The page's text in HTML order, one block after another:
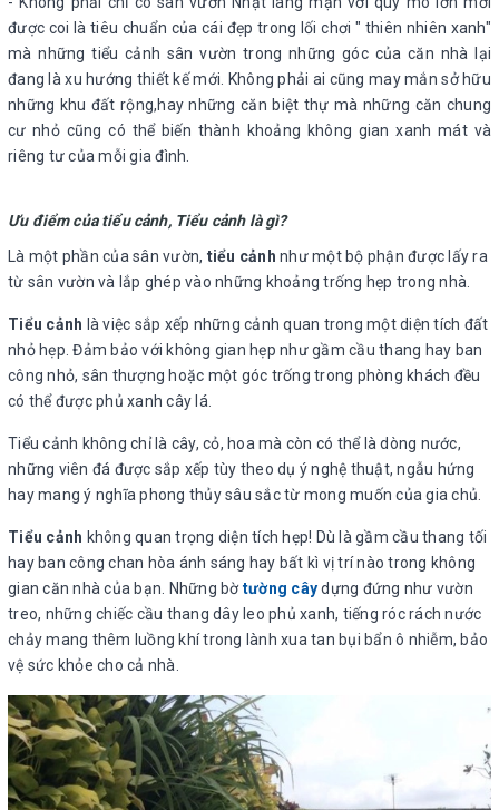
được coi là tiêu chuẩn của cái đẹp trong lối chơi " thiên nhiên xanh"
mà những tiểu cảnh sân vườn trong những góc của căn nhà lại
đang là xu hướng thiết kế mới. Không phải ai cũng may mắn sở hữu
những khu đất rộng,hay những căn biệt thự mà những căn chung
cư nhỏ cũng có thể biến thành khoảng không gian xanh mát và
riêng tư của mỗi gia đình.
Ưu điểm của tiểu cảnh, Tiểu cảnh là gì?
Là một phần của sân vườn, tiểu cảnh như một bộ phận được lấy ra
từ sân vườn và lắp ghép vào những khoảng trống hẹp trong nhà.
Tiểu cảnh là việc sắp xếp những cảnh quan trong một diện tích đất
nhỏ hẹp. Đảm bảo với không gian hẹp như gầm cầu thang hay ban
công nhỏ, sân thượng hoặc một góc trống trong phòng khách đều
có thể được phủ xanh cây lá.
Tiểu cảnh không chỉ là cây, cỏ, hoa mà còn có thể là dòng nước,
những viên đá được sắp xếp tùy theo dụ ý nghệ thuật, ngẫu hứng
hay mang ý nghĩa phong thủy sâu sắc từ mong muốn của gia chủ.
Tiểu cảnh không quan trọng diện tích hẹp! Dù là gầm cầu thang tối
hay ban công chan hòa ánh sáng hay bất kì vị trí nào trong không
gian căn nhà của bạn. Những bờtường cây dựng đứng như vườn
treo, những chiếc cầu thang dây leo phủ xanh, tiếng róc rách nước
chảy mang thêm luồng khí trong lành xua tan bụi bẩn ô nhiễm, bảo
vệ sức khỏe cho cả nhà.